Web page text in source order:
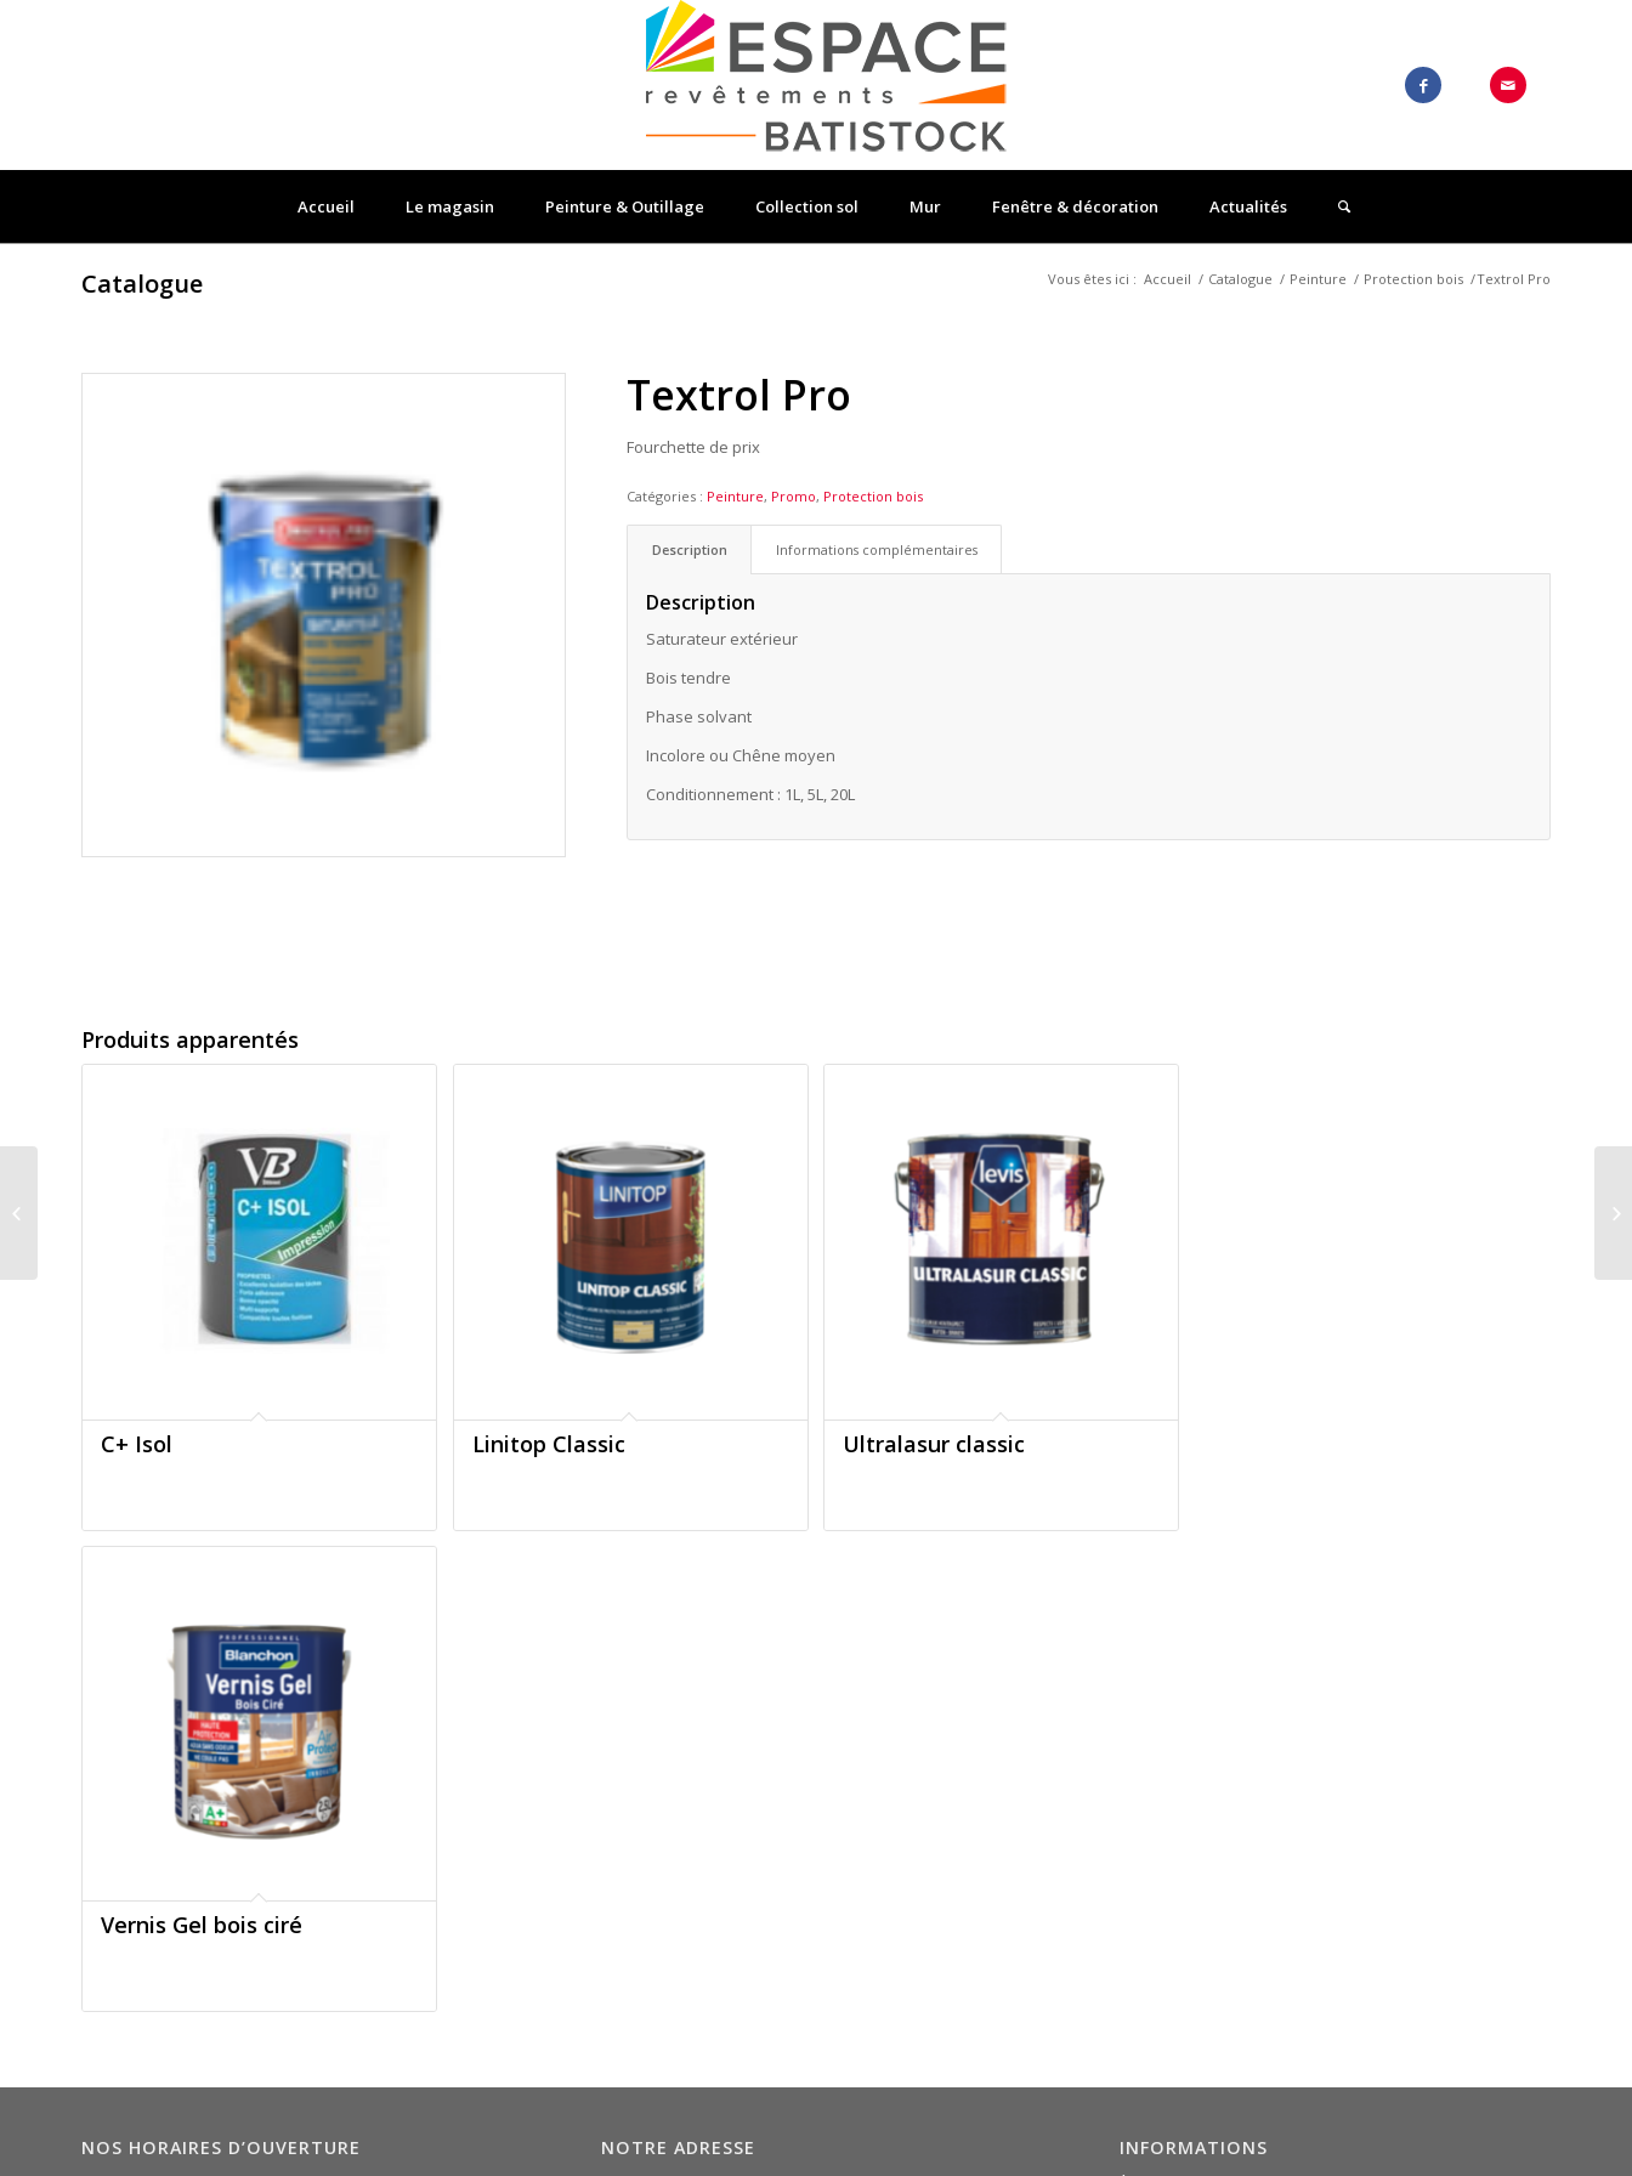
Accueil Le magasin Peinture & Outillage Collection sol Mur Fenêtre & décoration Actualités
Catalogue Vous êtes ici : Accueil / Catalogue / Peinture / Protection bois /Textrol Pro
Textrol Pro
Fourchette de prix
Catégories : Peinture, Promo, Protection bois
Description Informations complémentaires
Description
Saturateur extérieur
Bois tendre
Phase solvant
Incolore ou Chêne moyen
Conditionnement : 1L, 5L, 20L
Produits apparentés
C+ Isol Linitop Classic Ultralasur classic
Vernis Gel bois ciré
NOS HORAIRES D’OUVERTURE NOTRE ADRESSE INFORMATIONS